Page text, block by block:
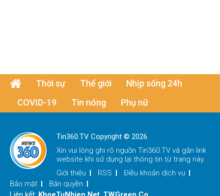
Thời sự Thế giới
Nhịp sống 24h
COVID-19
Tin nóng Phụ nữ
Tin360.TV Copyright © 2026.
Xin vui lòng ghi rõ nguồn Tin360.TV và gắn link
website khi sử dụng lại thông tin từ trang này.
Giới thiệu
RSS
Điều khoản dịch vụ
Bảo mật
Bản quyền